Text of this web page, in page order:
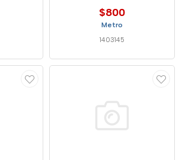
$800
Metro
1403145